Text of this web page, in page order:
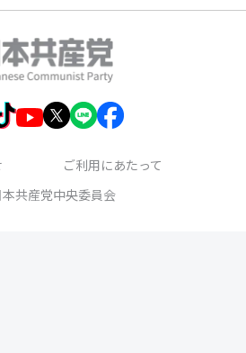
ご利用にあたって
共産党中央委員会